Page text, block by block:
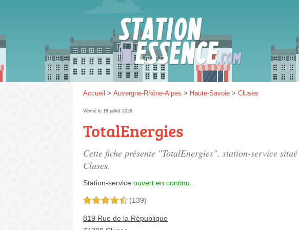
Accueil > Auvergne-Rhône-Alpes > Haute-Savoie > Cluses
Vérifié le 18 juillet 2026
TotalEnergies
Cette fiche présente "TotalEnergies", station-service situé
Cluses.
Station-service ouvert en continu
4,5 étoiles sur 5 (139)
819 Rue de la République
Gazole :
Disponible
SP 98 :
Disponible